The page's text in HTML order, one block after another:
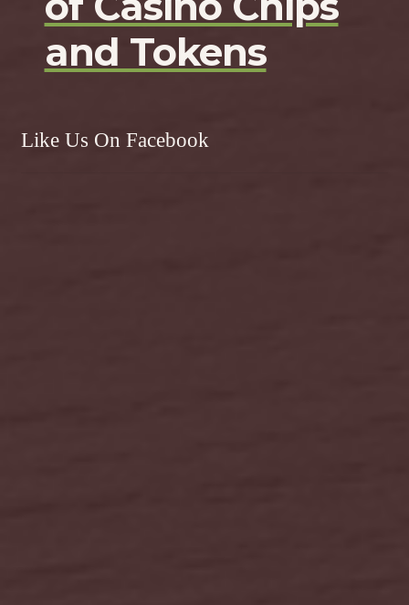
and Tokens
Like Us On Facebook